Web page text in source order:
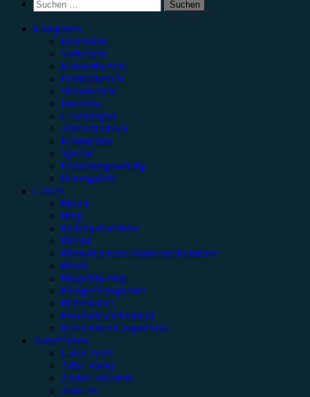
Suchen
nach:
Kategorien
Rezension
Vorbericht
Konzertbericht
Festivalbericht
Showbericht
Interview
Gewinnspiel
Jahresrückblick
Kommentar
Special
Erinnerungswürdig
Bildergalerie
Genres
#Rock
#Pop
#Alternative/Indie
#Metal
#Post-Hardcore/Hardcore/Metalcore
#Punk
#Rap/Hip-Hop
#Singer/Songwriter
#Electronica
#Soundtrack/Musical
#Jazz/Blues/Gospel/Soul
Autor*innen
Unser Team
Alina Hasky
Andrea Holstein
Anna W.